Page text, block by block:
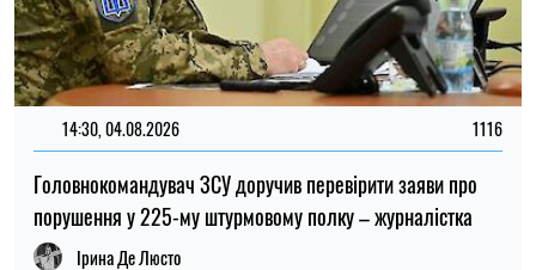
За роки війни Росія могла викрасти понад мільйон
українських дітей: кого враховують під час підрахунку